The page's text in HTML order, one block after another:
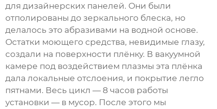
для дизайнерских панелей. Они были
отполированы до зеркального блеска, но
делалось это абразивами на водной основе.
Остатки моющего средства, невидимые глазу,
создали на поверхности плёнку. В вакуумной
камере под воздействием плазмы эта плёнка
дала локальные отслоения, и покрытие легло
пятнами. Весь цикл — 8 часов работы
установки — в мусор. После этого мы